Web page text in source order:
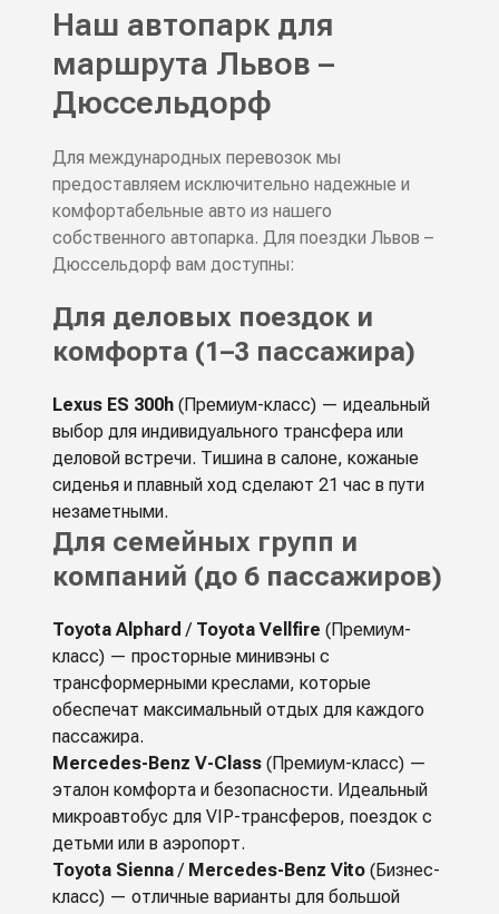
Наш автопарк для
маршрута Львов –
Дюссельдорф
Для международных перевозок мы
предоставляем исключительно надежные и
комфортабельные авто из нашего
собственного автопарка. Для поездки Львов –
Дюссельдорф вам доступны:
Для деловых поездок и
комфорта (1–3 пассажира)
Lexus ES 300h(Премиум-класс) — идеальный
выбор для индивидуального трансфера или
деловой встречи. Тишина в салоне, кожаные
сиденья и плавный ход сделают 21 час в пути
незаметными.
Для семейных групп и
компаний (до 6 пассажиров)
Toyota Alphard / Toyota Vellfire (Премиум-
класс) — просторные минивэны с
трансформерными креслами, которые
обеспечат максимальный отдых для каждого
пассажира.
Mercedes-Benz V-Class(Премиум-класс) —
эталон комфорта и безопасности. Идеальный
микроавтобус для VIP-трансферов, поездок с
детьми или в аэропорт.
Toyota Sienna/ Mercedes-Benz Vito(Бизнес-
класс) — отличные варианты для большой